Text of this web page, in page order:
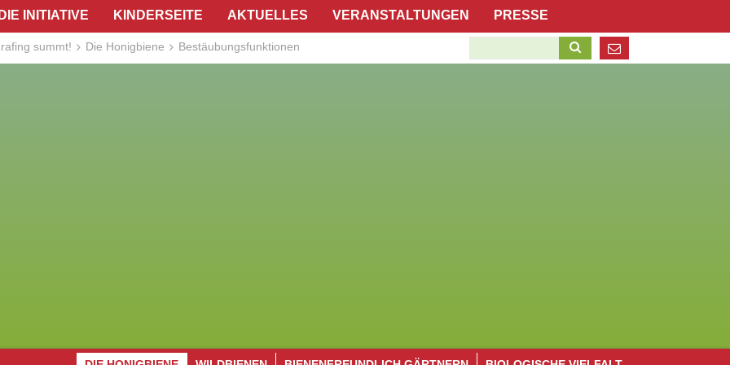
DIE INITIATIVE KINDERSEITE AKTUELLES VERANSTALTUNGEN
PRESSE
summt! Die Honigbiene Bestäubungsfunktionen